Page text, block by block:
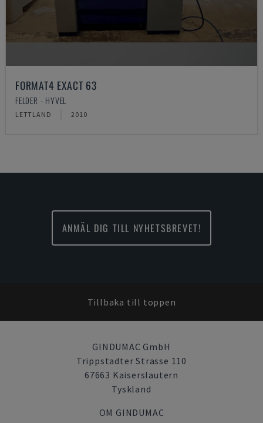
FORMAT4 EXACT 63
FELDER - HYVEL
LETTLAND 2010
ANMÄL DIG TILL NYHETSBREVET!
Tillbaka till toppen
GINDUMAC GmbH
Trippstadter Strasse 110
67663 Kaiserslautern
Tyskland
OM GINDUMAC